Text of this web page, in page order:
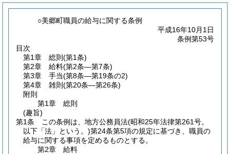
○美郷町職員の給与に関する条例
平成16年10月1日
条例第53号
目次
第1章
総則 (第1条)
第2章
給料(第2条―第7条)
第3章
手当(第8条―第19条の2)
第4章
雑則 (第20条―第26条)
附則
第1章
総則
(趣旨)
第1条
この条例は、地方公務員法(昭和25年法律第261号。
以下「法」という。)第24条第5項の規定に基づき、職員の
給与に関する事項を定めるものとする。
第2章
給料